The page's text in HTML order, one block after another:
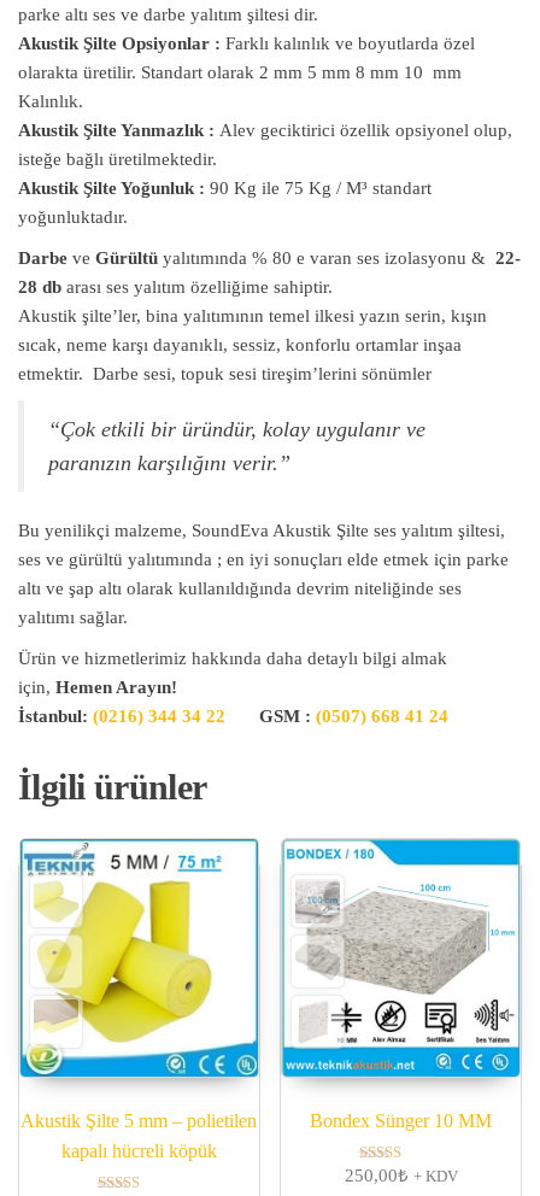
parke altı ses ve darbe yalıtım şiltesi dir.
Akustik Şilte Opsiyonlar : Farklı kalınlık ve boyutlarda özel
olarakta üretilir. Standart olarak 2 mm 5 mm 8 mm 10 mm
Kalınlık.
Akustik Şilte Yanmazlık : Alev geciktirici özellik opsiyonel olup,
isteğe bağlı üretilmektedir.
Akustik Şilte Yoğunluk : 90 Kg ile 75 Kg / M³ standart
yoğunluktadır.
Darbe ve Gürültü yalıtımında % 80 e varan ses izolasyonu & 22-
28 db arası ses yalıtım özelliğime sahiptir.
Akustik şilte’ler, bina yalıtımının temel ilkesi yazın serin, kışın
sıcak, neme karşı dayanıklı, sessiz, konforlu ortamlar inşaa
etmektir. Darbe sesi, topuk sesi tireşim’lerini sönümler
“Çok etkili bir üründür, kolay uygulanır ve
paranızın karşılığını verir.”
Bu yenilikçi malzeme, SoundEva Akustik Şilte ses yalıtım şiltesi,
ses ve gürültü yalıtımında ; en iyi sonuçları elde etmek için parke
altı ve şap altı olarak kullanıldığında devrim niteliğinde ses
yalıtımı sağlar.
Ürün ve hizmetlerimiz hakkında daha detaylı bilgi almak
için, Hemen Arayın!
İstanbul: (0216) 344 34 22 GSM : (0507) 668 41 24
İlgili ürünler
Akustik Şilte 5 mm – polietilen
kapalı hücreli köpük
Bondex Sünger 10 MM
5 üzerinden
250,00₺ + KDV